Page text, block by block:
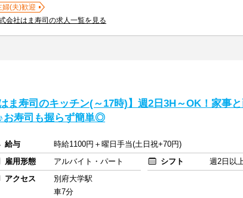
婦(夫)歓迎
会社はま寿司の求人一覧を見る
はま寿司のキッチン(～17時)】週2日3H～OK！家事
お寿司も握らず簡単◎
給与
時給1100円＋曜日手当(土日祝+70円)
雇用形態
アルバイト・パート シフト
週2日以
アクセス
別府大学駅
車7分